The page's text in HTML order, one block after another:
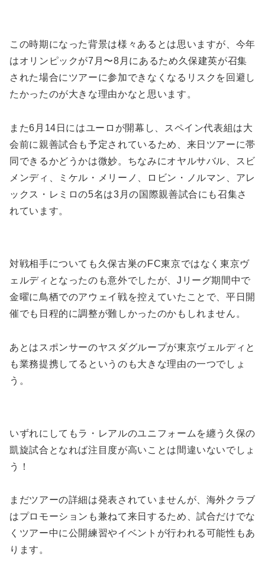
この時期になった背景は様々あるとは思いますが、今年
はオリンピックが7月〜8月にあるため久保建英が召集
された場合にツアーに参加できなくなるリスクを回避し
たかったのが大きな理由かなと思います。
また6月14日にはユーロが開幕し、スペイン代表組は大
会前に親善試合も予定されているため、来日ツアーに帯
同できるかどうかは微妙。ちなみにオヤルサバル、スビ
メンディ、ミケル・メリーノ、ロビン・ノルマン、アレ
ックス・レミロの5名は3月の国際親善試合にも召集さ
れています。
対戦相手についても久保古巣のFC東京ではなく東京ヴ
ェルディとなったのも意外でしたが、Jリーグ期間中で
金曜に鳥栖でのアウェイ戦を控えていたことで、平日開
催でも日程的に調整が難しかったのかもしれません。
あとはスポンサーのヤスダグループが東京ヴェルディと
も業務提携してるというのも大きな理由の一つでしょ
う。
いずれにしてもラ・レアルのユニフォームを纏う久保の
凱旋試合となれば注目度が高いことは間違いないでしょ
う！
まだツアーの詳細は発表されていませんが、海外クラブ
はプロモーションも兼ねて来日するため、試合だけでな
くツアー中に公開練習やイベントが行われる可能性もあ
ります。